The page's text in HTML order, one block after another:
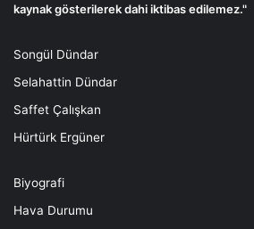
kaynak gösterilerek dahi iktibas edilemez."
Songül Dündar
Selahattin Dündar
Saffet Çalışkan
Hürtürk Ergüner
Biyografi
Hava Durumu